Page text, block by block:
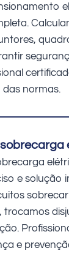
normas.
e solução
trocamos
e